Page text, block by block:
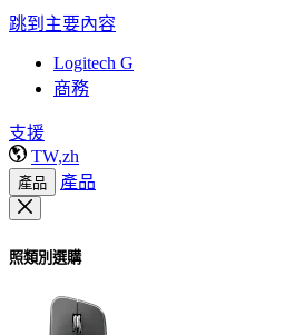
跳到主要內容
Logitech G
商務
支援
TW,zh
產品 產品
照類別選購